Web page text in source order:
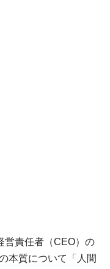
営責任者（CEO）の
本質について「人間